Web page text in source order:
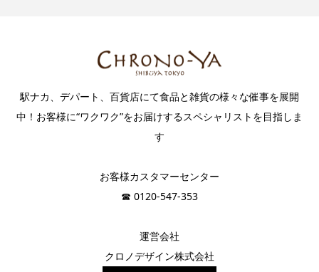
駅ナカ、デパート、百貨店にて食品と雑貨の様々な催事を展開
中！お客様に“ワクワク”をお届けするスペシャリストを目指しま
す
お客様カスタマーセンター
☎︎ 0120-547-353
運営会社
クロノデザイン株式会社